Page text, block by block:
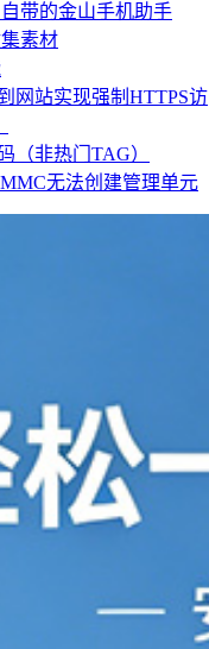
带的金山手机助手
素材
网站实现强制HTTPS访
（非热门TAG）
无法创建管理单元